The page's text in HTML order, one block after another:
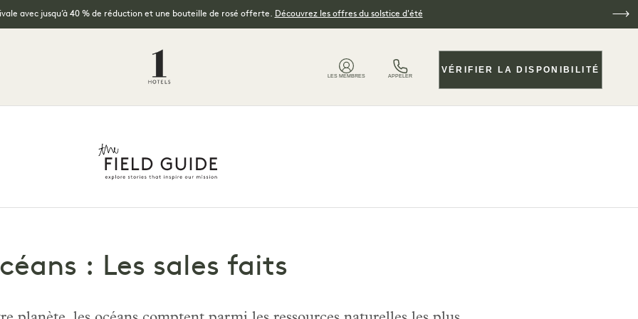
avec jusqu’à 40 % de réduction et une bouteille de rosé offerte. Découvrez les offres du solstice d'été
LES MEMBRES APPELER
VÉRIFIER LA DISPONIBILITÉ
: Les sales faits